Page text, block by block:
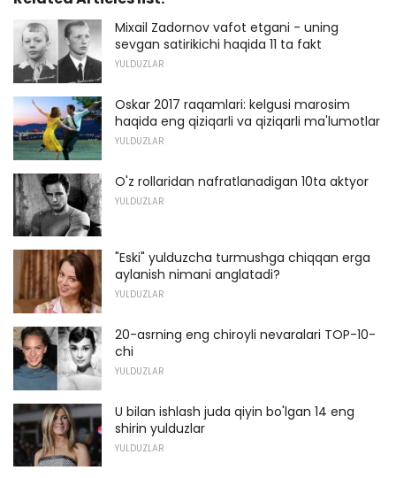
Mixail Zadornov vafot etgani - uning
sevgan satirikichi haqida 11 ta fakt
YULDUZLAR
Oskar 2017 raqamlari: kelgusi marosim
haqida eng qiziqarli va qiziqarli ma'lumotlar
YULDUZLAR
O'z rollaridan nafratlanadigan 10ta aktyor
YULDUZLAR
"Eski" yulduzcha turmushga chiqqan erga
aylanish nimani anglatadi?
YULDUZLAR
20-asrning eng chiroyli nevaralari TOP-10-
chi
YULDUZLAR
U bilan ishlash juda qiyin bo'lgan 14 eng
shirin yulduzlar
YULDUZLAR